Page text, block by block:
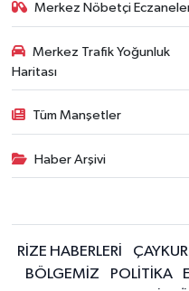
Merkez Nöbetçi
Merkez Trafik Yoğunluk
Haritası
Tüm Manşetler
Haber Arşivi
RİZE HABERLERİ
BÖLGEMİZ
POLİTİKA